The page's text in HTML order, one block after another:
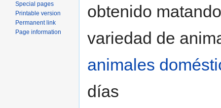
obtenido
variedad de
animales
días
Special pages
Printable version
Permanent link
Page information